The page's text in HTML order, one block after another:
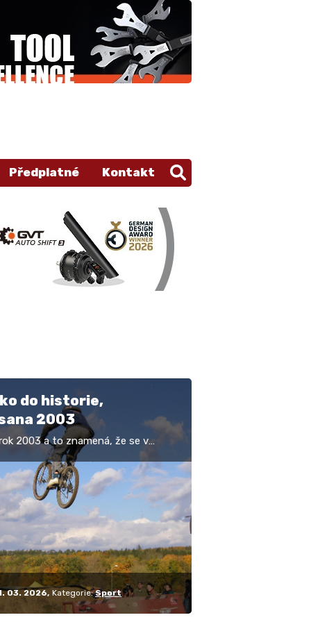
Předplatné Kontakt
do historie,
2003
2003 a to znamená, že se v
konala v pořadí již šestá
Krásná akcička, za jejímž
samozřejmě stál…
03. 2026 Kategorie: Sport